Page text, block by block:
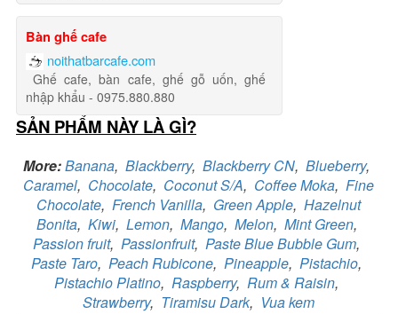
Bàn ghế cafe
noithatbarcafe.com
Ghế cafe, bàn cafe, ghế gỗ uốn, ghế
nhập khẩu - 0975.880.880
SẢN PHẨM NÀY LÀ GÌ?
More:Banana, Blackberry, Blackberry CN, Blueberry,
Caramel, Chocolate, Coconut S/A, Coffee Moka, Fine
Chocolate, French Vanilla, Green Apple, Hazelnut
Bonita, Kiwi, Lemon, Mango, Melon, Mint Green,
Passion fruit, Passionfruit, Paste Blue Bubble Gum,
Paste Taro, Peach Rubicone, Pineapple, Pistachio,
Pistachio Platino, Raspberry, Rum & Raisin,
Strawberry, Tiramisu Dark, Vua kem